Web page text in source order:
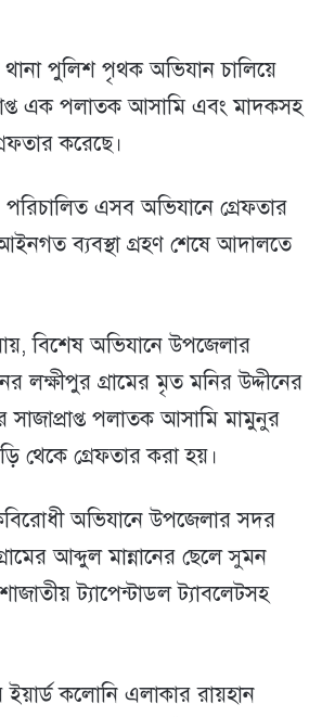
পুলিশ পৃথক অভিযান চালিয়ে
এক পলাতক আসামি এবং মাদকসহ
করেছে।
এসব অভিযানে গ্রেফতার
আইনগত ব্যবস্থা গ্রহণ শেষে আদালতে
বিশেষ অভিযানে উপজেলার
লক্ষীপুর গ্রামের মৃত মনির উদ্দীনের
পলাতক আসামি মামুনুর
থেকে গ্রেফতার করা হয়।
অভিযানে উপজেলার সদর
আব্দুল মান্নানের ছেলে সুমন
ট্যাপেন্টাডল ট্যাবলেটসহ
ইয়ার্ড কলোনি এলাকার রায়হান